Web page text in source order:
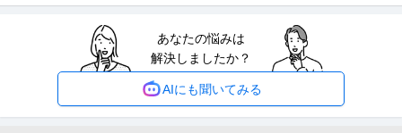
イベント警備／幅広い年代が活躍中のイベントスタッフ正社員募
株式会社テックス
交通費支給
年収394.6万円
あなたの悩みは
解決しましたか？
AIにも聞いてみる